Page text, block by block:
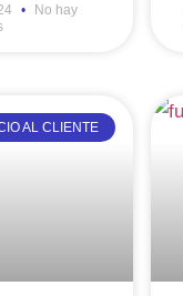
No hay
AL CLIENTE